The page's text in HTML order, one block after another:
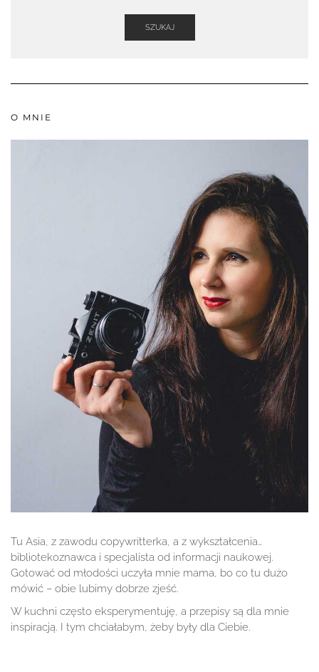
SZUKAJ
O MNIE
Tu Asia, z zawodu copywritterka, a z wykształcenia…
bibliotekoznawca i specjalista od informacji naukowej.
Gotować od młodości uczyła mnie mama, bo co tu dużo
mówić – obie lubimy dobrze zjeść.
W kuchni często eksperymentuję, a przepisy są dla mnie
inspiracją. I tym chciałabym, żeby były dla Ciebie.